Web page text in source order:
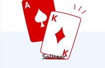
Solitaer